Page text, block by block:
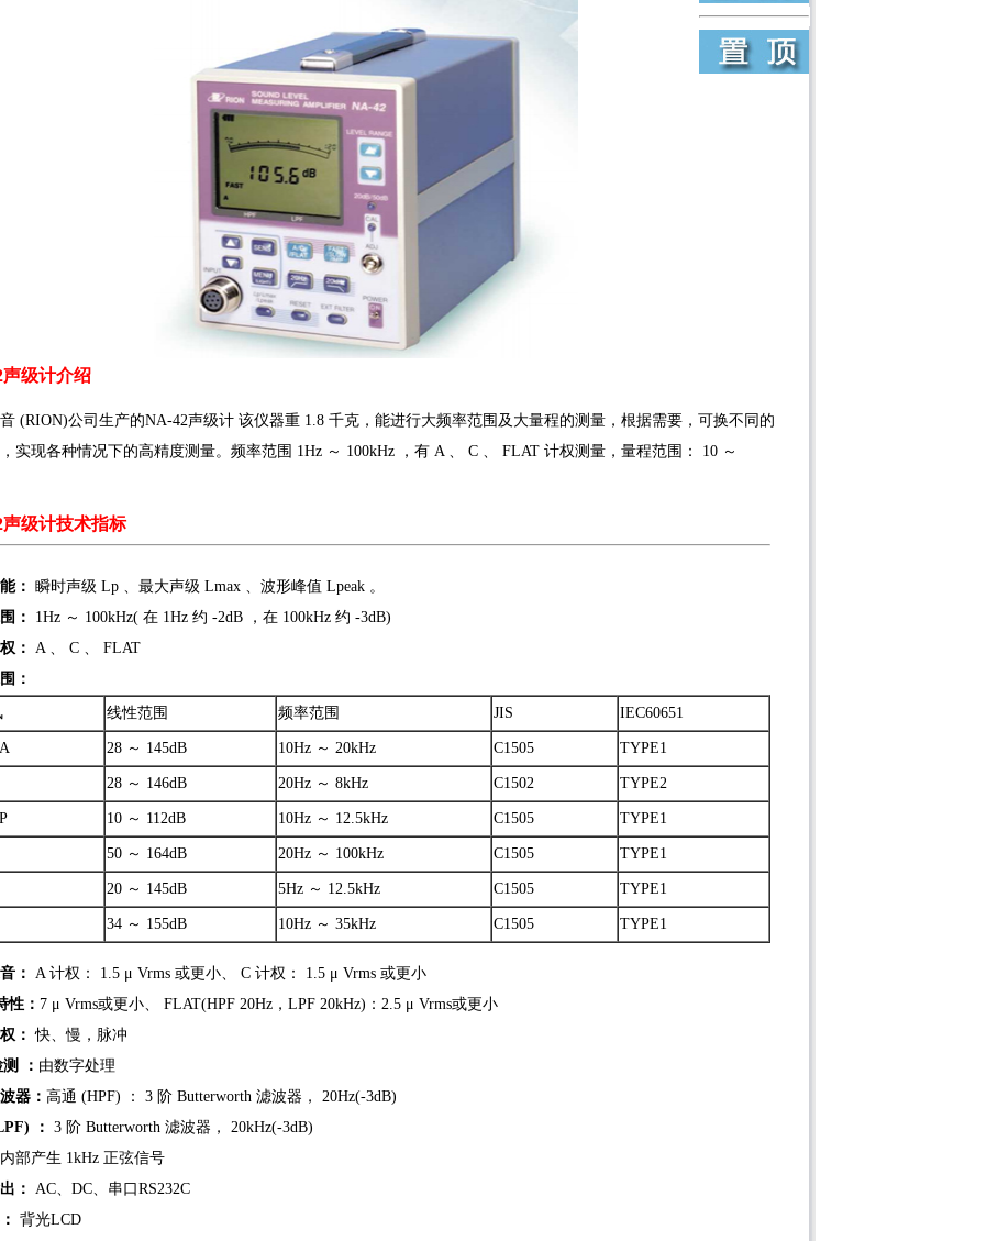
级计介绍
(RION)公司生产的NA-42声级计 该仪器重 1.8 千克，能进行大频率范围及大量程的测量，根据需要，可换不同的
实现各种情况下的高精度测量。频率范围 1Hz ～ 100kHz ，有 A 、 C 、 FLAT 计权测量，量程范围： 10 ～
级计技术指标
： 瞬时声级 Lp 、最大声级 Lmax 、波形峰值 Lpeak 。
：
1Hz ～ 100kHz( 在 1Hz 约 -2dB ，在 100kHz 约 -3dB)
： A 、 C 、 FLAT
：
线性范围 频率范围 JIS IEC60651
28 ～ 145dB 10Hz ～ 20kHz C1505 TYPE1
28 ～ 146dB 20Hz ～ 8kHz C1502 TYPE2
10 ～ 112dB 10Hz ～ 12.5kHz C1505 TYPE1
50 ～ 164dB 20Hz ～ 100kHz C1505 TYPE1
20 ～ 145dB 5Hz ～ 12.5kHz C1505 TYPE1
34 ～ 155dB 10Hz ～ 35kHz C1505 TYPE1
： A 计权： 1.5 μ Vrms 或更小、 C 计权： 1.5 μ Vrms 或更小
性： 7 μ Vrms或更小、 FLAT(HPF 20Hz，LPF 20kHz)：2.5 μ Vrms或更小
： 快、慢，脉冲
： 由数字处理
器： 高通 (HPF) ： 3 阶 Butterworth 滤波器， 20Hz(-3dB)
：
3 阶 Butterworth 滤波器， 20kHz(-3dB)
内部产生 1kHz 正弦信号
： AC、DC、串口RS232C
背光LCD